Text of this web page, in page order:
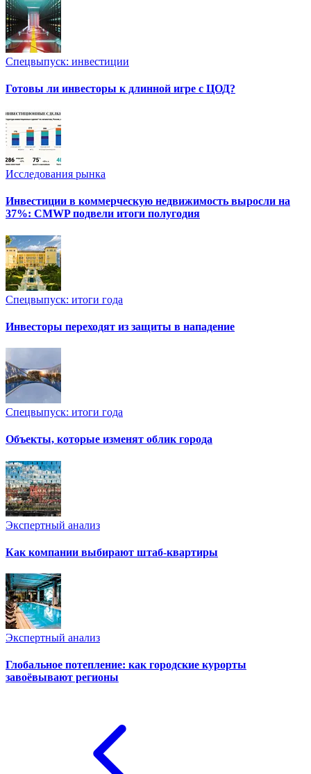
Спецвыпуск: инвестиции
Готовы ли инвесторы к длинной игре с ЦОД?
Исследования рынка
Инвестиции в коммерческую недвижимость выросли на
37%: CMWP подвели итоги полугодия
Спецвыпуск: итоги года
Инвесторы переходят из защиты в нападение
Спецвыпуск: итоги года
Объекты, которые изменят облик города
Экспертный анализ
Как компании выбирают штаб-квартиры
Экспертный анализ
Глобальное потепление: как городские курорты
завоёвывают регионы